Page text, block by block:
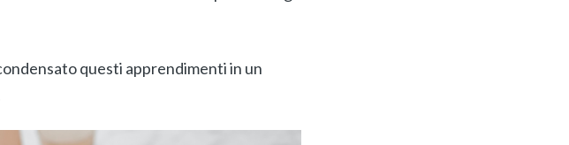
questi apprendimenti in un